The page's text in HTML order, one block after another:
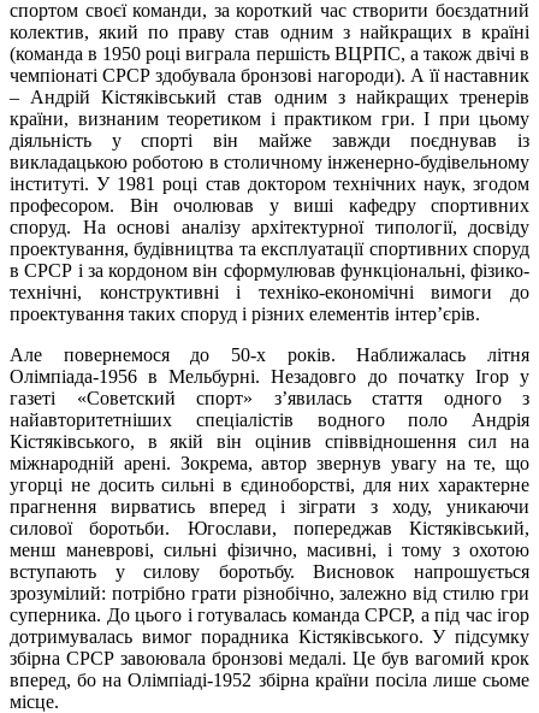
спортом своєї команди, за короткий час створити боєздатний
колектив, який по праву став одним з найкращих в країні
(команда в 1950 році виграла першість ВЦРПС, а також двічі в
чемпіонаті СРСР здобувала бронзові нагороди). А її наставник
– Андрій Кістяківський став одним з найкращих тренерів
країни, визнаним теоретиком і практиком гри. І при цьому
діяльність у спорті він майже завжди поєднував із
викладацькою роботою в столичному інженерно-будівельному
інституті. У 1981 році став доктором технічних наук, згодом
професором. Він очолював у виші кафедру спортивних
споруд. На основі аналізу архітектурної типології, досвіду
проектування, будівництва та експлуатації спортивних споруд
в СРСР і за кордоном він сформулював функціональні, фізико-
технічні, конструктивні і техніко-економічні вимоги до
проектування таких споруд і різних елементів інтер’єрів.
Але повернемося до 50-х років. Наближалась літня
Олімпіада-1956 в Мельбурні. Незадовго до початку Ігор у
газеті «Советский спорт» з’явилась стаття одного з
найавторитетніших спеціалістів водного поло Андрія
Кістяківського, в якій він оцінив співвідношення сил на
міжнародній арені. Зокрема, автор звернув увагу на те, що
угорці не досить сильні в єдиноборстві, для них характерне
прагнення вирватись вперед і зіграти з ходу, уникаючи
силової боротьби. Югослави, попереджав Кістяківський,
менш маневрові, сильні фізично, масивні, і тому з охотою
вступають у силову боротьбу. Висновок напрошується
зрозумілий: потрібно грати різнобічно, залежно від стилю гри
суперника. До цього і готувалась команда СРСР, а під час ігор
дотримувалась вимог порадника Кістяківського. У підсумку
збірна СРСР завоювала бронзові медалі. Це був вагомий крок
вперед, бо на Олімпіаді-1952 збірна країни посіла лише сьоме
місце.